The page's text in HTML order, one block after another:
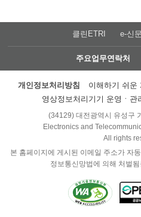
클린ETRI e-신
주요업무연락처
개인정보처리방침 이해하기 쉬운
영상정보처리기기 운영ㆍ관
(34129) 대전광역시 유성구
Electronics and
All rights
본 홈페이지에 게시된 이메일 주소가 자
정보통신망법에 의해 처벌